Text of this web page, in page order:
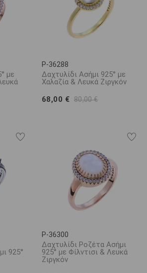
με
P-36288
Δαχτυλίδι Ασήμι 925° με
Χαλαζία & Λευκά Ζιργκόν
68,00 € 80,00 €
925°
P-36300
Δαχτυλίδι Ροζέτα Ασήμι
925° με Φίλντισι & Λευκά
Ζιργκόν